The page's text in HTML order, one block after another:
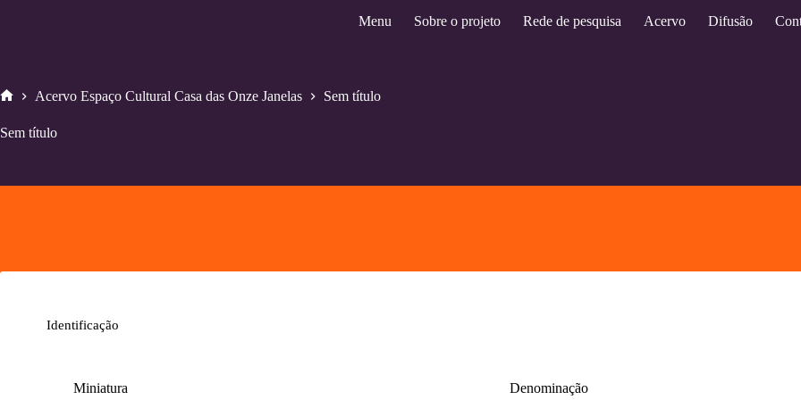
Menu Sobre o projeto Rede de pesquisa Acervo Difusão
Acervo Espaço Cultural Casa das Onze Janelas Sem título
Sem título
Identificação
Miniatura Denominação